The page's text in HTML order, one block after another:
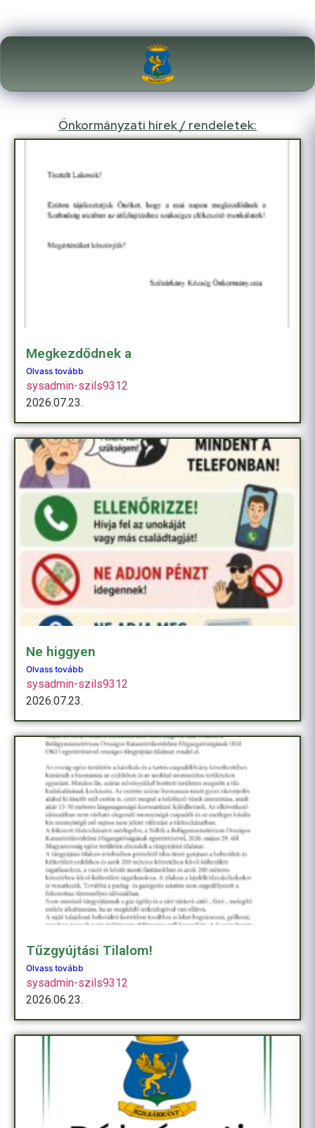
Önkormányzati hírek / rendeletek:
Megkezdődnek a
Olvass tovább
sysadmin-szils9312
2026.07.23.
Ne higgyen
Olvass tovább
sysadmin-szils9312
2026.07.23.
Tűzgyújtási Tilalom!
Olvass tovább
sysadmin-szils9312
2026.06.23.